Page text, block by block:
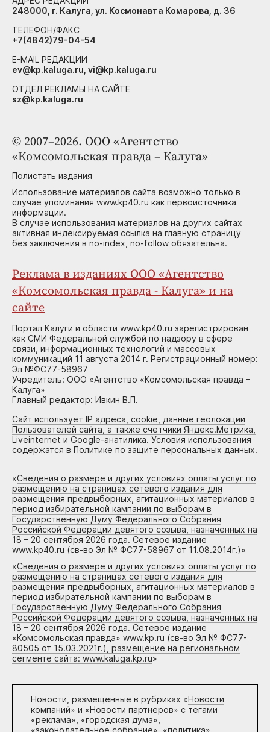
© 2007–2026. ООО «Агентство
«Комсомольская правда – Калуга»
Полистать издания
Использование материалов сайта возможно только в
случае упоминания www.kp40.ru как первоисточника
информации.
В случае использования материалов на других сайтах
активная индексируемая ссылка на главную страницу
без заключения в no-index, no-follow обязательна.
Реклама в изданиях ООО «Агентство
«Комсомольская правда - Калуга» и на
сайте
Портал Калуги и области www.kp40.ru зарегистрирован
как СМИ Федеральной службой по надзору в сфере
связи, информационных технологий и массовых
коммуникаций 11 августа 2014 г. Регистрационный номер:
Эл №ФС77-58967
Учредитель: ООО «Агентство «Комсомольская правда –
Калуга»
Главный редактор: Ивкин В.П.
Сайт использует IP адреса, cookie, данные геолокации
Пользователей сайта, а также счетчики Яндекс.Метрика,
Liveinternet и Google-анатилика. Условия использования
содержатся в Политике по защите персональных данных.
«Сведения о размере и других условиях оплаты услуг по
размещению на страницах сетевого издания для
размещения предвыборных, агитационных материалов в
период избирательной кампании по выборам в
Государственную Думу Федерального Собрания
Российской Федерации девятого созыва, назначенных на
18 – 20 сентября 2026 года. Сетевое издание
www.kp40.ru (св-во Эл № ФС77-58967 от 11.08.2014г.)»
«Сведения о размере и других условиях оплаты услуг по
размещению на страницах сетевого издания для
размещения предвыборных, агитационных материалов в
период избирательной кампании по выборам в
Государственную Думу Федерального Собрания
Российской Федерации девятого созыва, назначенных на
18 – 20 сентября 2026 года. Сетевое издание
«Комсомольская правда» www.kp.ru (св-во Эл № ФС77-
80505 от 15.03.2021г.), размещение на региональном
сегменте сайта: www.kaluga.kp.ru»
Новости, размещенные в рубриках «Новости
компаний» и «Новости партнеров» с тегами
«реклама», «городская дума»,
«законодательное собрание», «политика»,
248000, г. Калуга, ул. Космонавта Комарова, д. 36
ТЕЛЕФОН/ФАКС
+7(4842)79-04-54
E-MAIL РЕДАКЦИИ
ev@kp.kaluga.ru, vi@kp.kaluga.ru
ОТДЕЛ РЕКЛАМЫ НА САЙТЕ
sz@kp.kaluga.ru